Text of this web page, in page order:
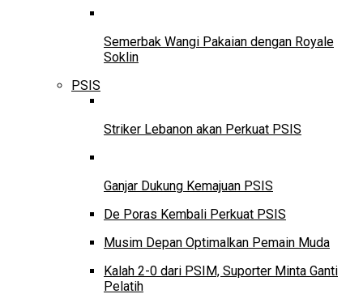
Semerbak Wangi Pakaian dengan Royale
Soklin
PSIS
Striker Lebanon akan Perkuat PSIS
Ganjar Dukung Kemajuan PSIS
De Poras Kembali Perkuat PSIS
Musim Depan Optimalkan Pemain Muda
Kalah 2-0 dari PSIM, Suporter Minta Ganti
Pelatih